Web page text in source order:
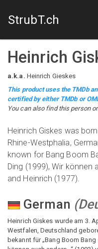
StrubT.ch
Heinrich
a.k.a. Heinrich Gieskes
This product uses the TMDb
certified by either TMDb or
You can also find this person
Heinrich Giskes was
Rhine-Westphalia,
known for Bang Boom
Ding (1999), Wir können
and Heinrich (1977).
German (
Heinrich Giskes wurde am 3.
Westfalen, Deutschland
bekannt für „Bang Boom